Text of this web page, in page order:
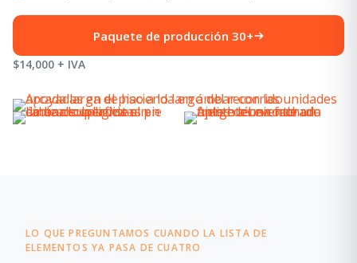
Paquete de producción 30+
$14,000 + IVA
LO QUE PREGUNTAMOS CUANDO LA LISTA DE
ELEMENTOS YA PASA DE CUATRO